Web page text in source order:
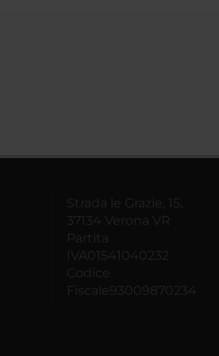
Strada le Grazie, 15,
37134 Verona VR
Partita
IVA01541040232
Codice
Fiscale93009870234